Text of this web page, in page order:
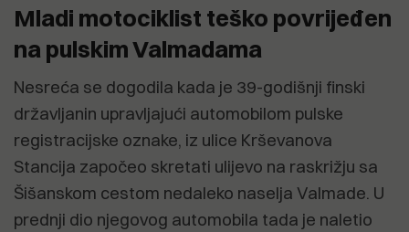
Mladi motociklist teško povrijeđen
na pulskim Valmadama
Nesreća se dogodila kada je 39-godišnji finski
državljanin upravljajući automobilom pulske
registracijske oznake, iz ulice Krševanova
Stancija započeo skretati ulijevo na raskrižju sa
Šišanskom cestom nedaleko naselja Valmade. U
prednji dio njegovog automobila tada je naletio